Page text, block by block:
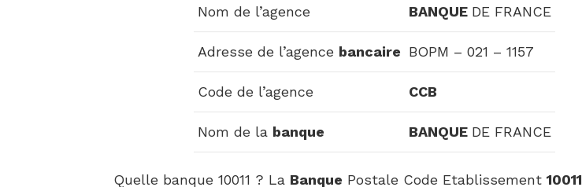
Nom de l’agence BANQUE DE FRANCE
Adresse de l’agence bancaire BOPM – 021 – 1157
Code de l’agence CCB
Nom de la banque BANQUE DE FRANCE
Quelle banque 10011 ? La Banque Postale Code Etablissement 10011